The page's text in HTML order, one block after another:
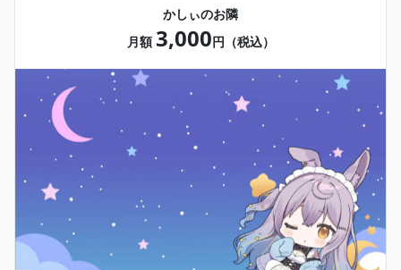
かしぃのお隣
月額 3,000円（税込）